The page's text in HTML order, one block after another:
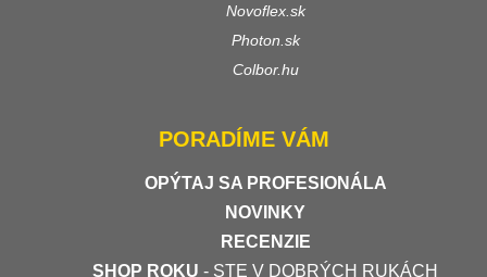
Novoflex.sk
Photon.sk
Colbor.hu
PORADÍME VÁM
OPÝTAJ SA PROFESIONÁLA
NOVINKY
RECENZIE
SHOP ROKU - STE V DOBRÝCH RUKÁCH